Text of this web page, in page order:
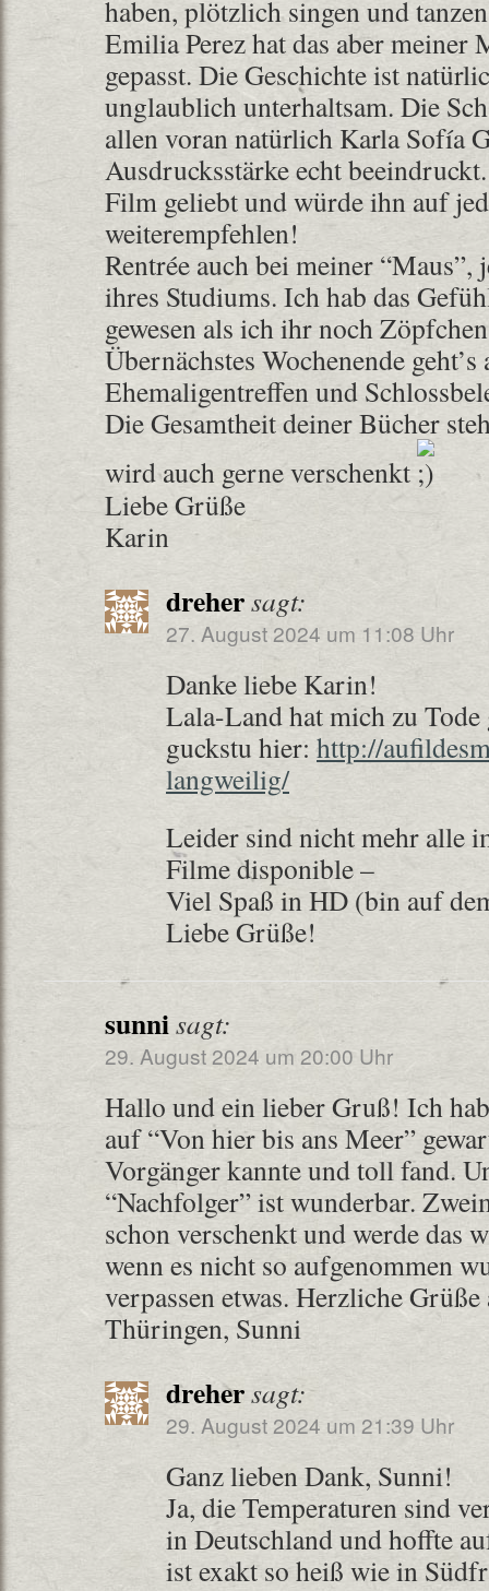
haben, plötzlich singen und
Emilia Perez hat das aber meiner
gepasst. Die Geschichte ist
unglaublich unterhaltsam. Die
allen voran natürlich Karla Sofía
Ausdrucksstärke echt
Film geliebt und würde ihn auf
weiterempfehlen!
Rentrée auch bei meiner “Maus”,
ihres Studiums. Ich hab das
gewesen als ich ihr noch
Übernächstes Wochenende
Ehemaligentreffen und
Die Gesamtheit deiner Bücher
wird auch gerne verschenkt
Liebe Grüße
Karin
drehersagt:
27. August 2024 um 11:08 Uhr
Danke liebe Karin!
Lala-Land hat mich zu
guckstu hier:http://
langweilig/
Leider sind nicht mehr alle
Filme disponible –
Viel Spaß in HD (bin auf
Liebe Grüße!
sunnisagt:
29. August 2024 um 20:00 Uhr
Hallo und ein lieber Gruß! Ich
auf “Von hier bis ans Meer”
Vorgänger kannte und toll fand.
“Nachfolger” ist wunderbar.
schon verschenkt und werde das
wenn es nicht so aufgenommen
verpassen etwas. Herzliche
Thüringen, Sunni
drehersagt:
29. August 2024 um 21:39 Uhr
Ganz lieben Dank, Sunni!
Ja, die Temperaturen sind
in Deutschland und hoffte
ist exakt so heiß wie in